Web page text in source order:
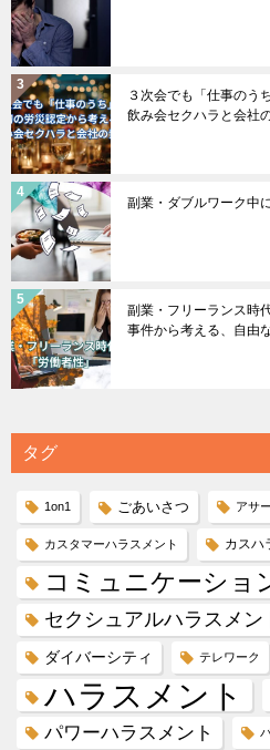
３次会でも「仕事のう
飲み会セクハラと会社
副業・ダブルワーク中
副業・フリーランス
事件から考える、自由
タグ
1on1 ごあいさつ アサ
カスタマーハラスメント カスハ
コミュニケーショ
セクシュアルハラスメン
ダイバーシティ テレワーク
ハラスメント
パワーハラスメント